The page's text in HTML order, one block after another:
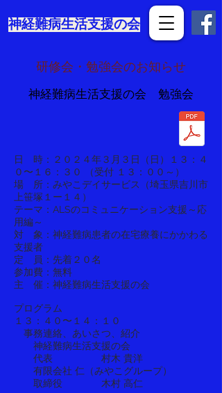
​神経難病生活支援の会
​研修会・勉強会のお知らせ
​神経難病生活支援の会 勉強会
日 時：２０２４年３月３日（日）１３：４
０〜１６：３０ （受付 １３：００～）
場 所：みやこデイサービス（埼玉県吉川市
上笹塚１ー１４）
テーマ：ALSのコミュニケーション支援～応
用編～
対 象：神経難病患者の在宅療養にかかわる
支援者
定 員：先着２０名
参加費：無料
​主 催：神経難病生活支援の会
プログラム
１３：４０〜１４：１０
事務連絡、あいさつ、紹介
神経難病生活支援の会
代表 村木 貴洋
有限会社 仁（みやこグループ）
取締役 木村 高仁